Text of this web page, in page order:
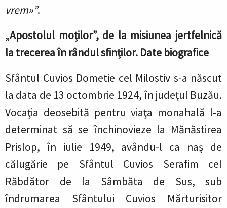
vrem»”.
„Apostolul moților”, de la misiunea jertfelnică
la trecerea în rândul sfinților. Date biografice
Sfântul Cuvios Dometie cel Milostiv s-a născut
la data de 13 octombrie 1924, în județul Buzău.
Vocaţia deosebită pentru viaţa monahală l-a
determinat să se închinovieze la Mănăstirea
Prislop, în iulie 1949, avându-l ca naș de
călugărie pe Sfântul Cuvios Serafim cel
Răbdător de la Sâmbăta de Sus, sub
îndrumarea Sfântului Cuvios Mărturisitor